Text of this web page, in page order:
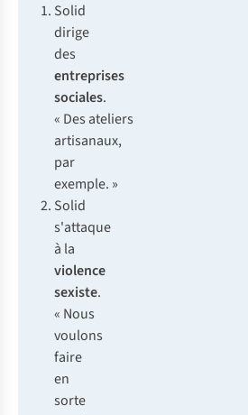
Solid
dirige
des
entreprises
sociales.
« Des ateliers
artisanaux,
par
exemple. »
Solid
s'attaque
à la
violence
sexiste.
« Nous
voulons
faire
en
sorte